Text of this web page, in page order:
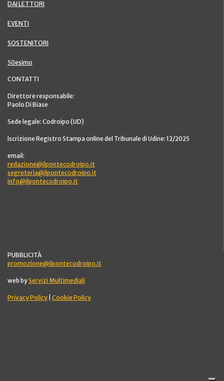
DAI LETTORI
EVENTI
SOSTENITORI
50esimo
CONTATTI
Direttore responsabile:
Paolo Di Biase
Sede legale: Codroipo (UD)
Iscrizione Registro Stampa online del Tribunale di Udine: 12/2025
email:
redazione@ilpontecodroipo.it
segreteria@ilpontecodroipo.it
info@ilpontecodroipo.it
PUBBLICITÀ
promozione@ilpontecodroipo.it
web byServizi Multimediali
Privacy Policy Cookie Policy